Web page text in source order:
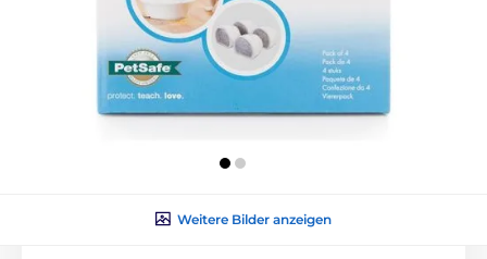
Weitere Bilder anzeigen